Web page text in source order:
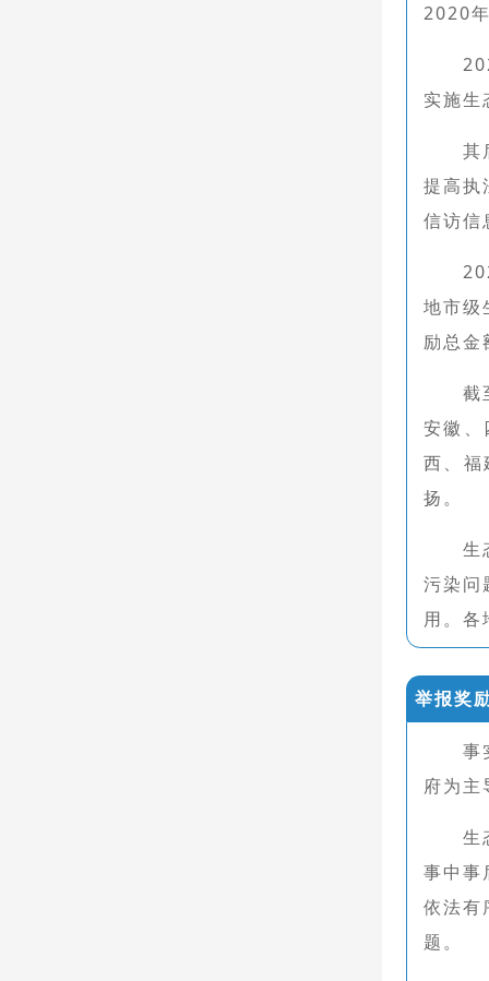
2020
实施生
其
提高执
信访信
地市级
励总
截
安徽、
西、福
扬。
生
污染问
用。各
举报奖
事
府为主
生
事中事
依法有
题。